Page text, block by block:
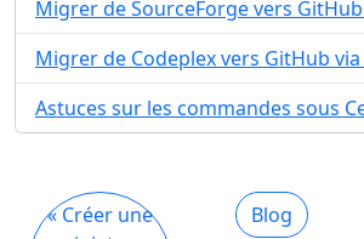
Migrer de SourceForge vers
Migrer de Codeplex vers GitHub via
Astuces sur les commandes sous
« Créer une
Blog